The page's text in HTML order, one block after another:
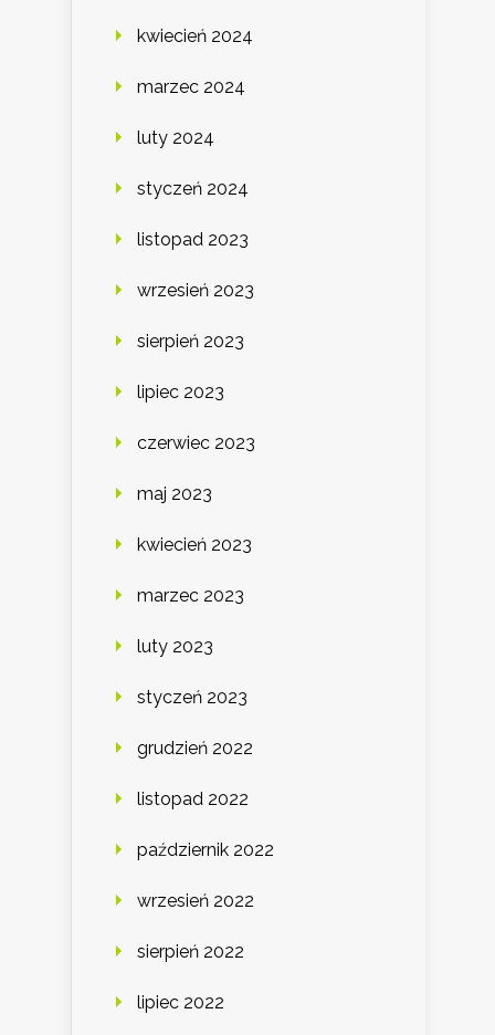
kwiecień 2024
marzec 2024
luty 2024
styczeń 2024
listopad 2023
wrzesień 2023
sierpień 2023
lipiec 2023
czerwiec 2023
maj 2023
kwiecień 2023
marzec 2023
luty 2023
styczeń 2023
grudzień 2022
listopad 2022
październik 2022
wrzesień 2022
sierpień 2022
lipiec 2022